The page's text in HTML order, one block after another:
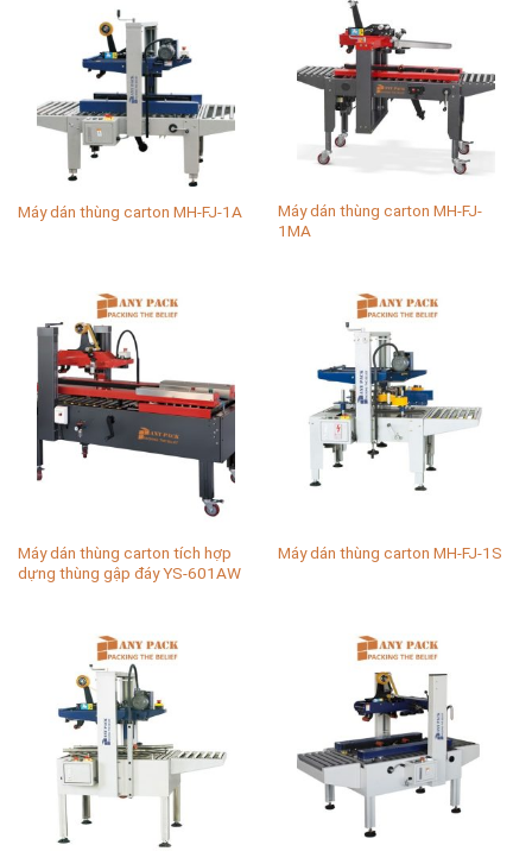
Máy dán thùng carton MH-FJ-1A
Máy dán thùng carton MH-FJ-
1MA
Máy dán thùng carton tích hợp
dựng thùng gập đáy YS-601AW
Máy dán thùng carton MH-FJ-1S